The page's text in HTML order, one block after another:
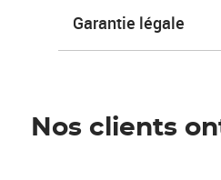
Garantie légale
Nos clients